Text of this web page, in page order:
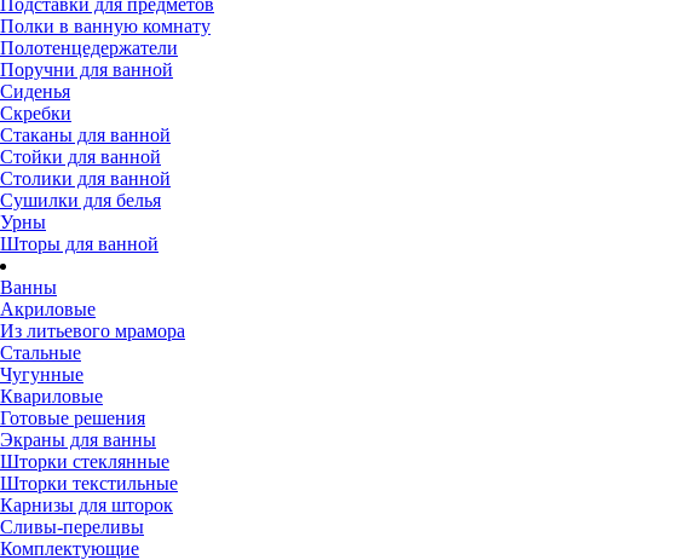
Подставки для предметов
Полки в ванную комнату
Полотенцедержатели
Поручни для ванной
Сиденья
Скребки
Стаканы для ванной
Стойки для ванной
Столики для ванной
Сушилки для белья
Урны
Шторы для ванной
Ванны
Акриловые
Из литьевого мрамора
Стальные
Чугунные
Квариловые
Готовые решения
Экраны для ванны
Шторки стеклянные
Шторки текстильные
Карнизы для шторок
Сливы-переливы
Комплектующие